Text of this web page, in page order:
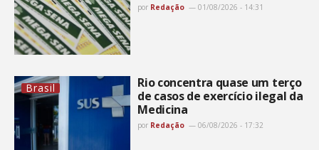
por Redação 01/08/2026 - 14:31
Brasil
Rio concentra quase um terço
de casos de exercício ilegal da
Medicina
por Redação 06/08/2026 - 17:32